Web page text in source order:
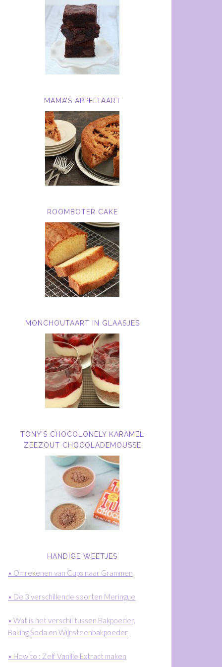
MAMA’S APPELTAART
ROOMBOTER CAKE
MONCHOUTAART IN GLAASJES
TONY’S CHOCOLONELY KARAMEL
ZEEZOUT CHOCOLADEMOUSSE
HANDIGE WEETJES
• Omrekenen van Cups naar Grammen
• De 3 verschillende soorten Meringue
• Wat is het verschil tussen Bakpoeder,
Baking Soda en Wijnsteenbakpoeder
• How to : Zelf Vanille Extract maken